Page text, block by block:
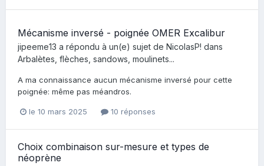
Mécanisme inversé - poignée OMER Excalibur
jipeeme13 a répondu à un(e) sujet de NicolasP! dans
Arbalètes, flèches, sandows, moulinets...
A ma connaissance aucun mécanisme inversé pour cette
poignée: même pas méandros.
le 10 mars 2025 10 réponses
Choix combinaison sur-mesure et types de
néoprène